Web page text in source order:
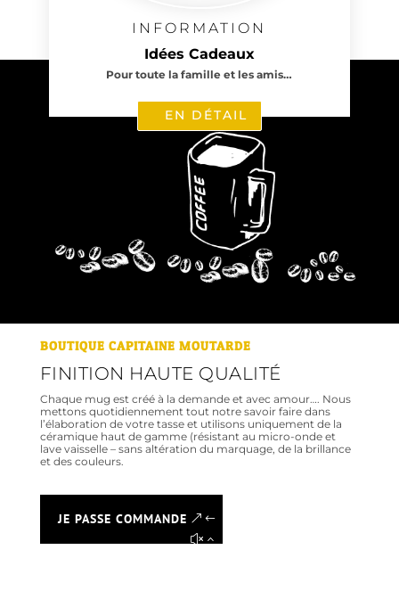
INFORMATION
Idées Cadeaux
Pour toute la famille et les amis…
EN DÉTAIL
BOUTIQUE CAPITAINE MOUTARDE
FINITION HAUTE QUALITÉ
Chaque mug est créé à la demande et avec amour…. Nous
mettons quotidiennement tout notre savoir faire dans
l’élaboration de votre tasse et utilisons uniquement de la
céramique haut de gamme (résistant au micro-onde et
lave vaisselle – sans altération du marquage, de la brillance
et des couleurs.
JE PASSE COMMANDE